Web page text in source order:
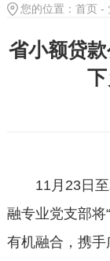
您的位置： 首页 -
省小额贷
11月23日
融专业党支部将
有机融合，携